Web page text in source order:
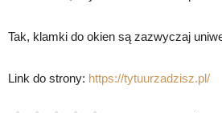
Tak, klamki do okien są zazwyczaj
Link do strony: https://tytuurzadzisz.pl/